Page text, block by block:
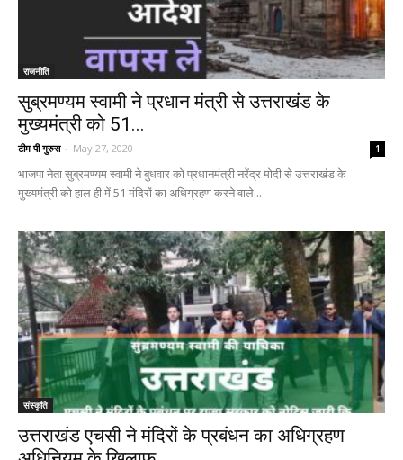
राजनीति
सुब्रमण्यम स्वामी ने प्रधान मंत्री से उत्तराखंड के
मुख्यमंत्री को 51...
टीम पी गुरुस - May 27, 2020 1
भाजपा नेता सुब्रमण्यम स्वामी ने बुधवार को प्रधानमंत्री नरेंद्र मोदी से उत्तराखंड के
मुख्यमंत्री को हाल ही में 51 मंदिरों का अधिग्रहण करने वाले...
संस्कृति
उत्तराखंड एचसी ने मंदिरों के प्रबंधन का अधिग्रहण